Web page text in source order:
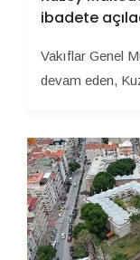
ibadete
Vakıflar Genel
devam eden,